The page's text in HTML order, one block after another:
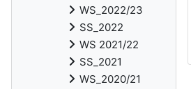
WS_2022/23
SS_2022
WS 2021/22
SS_2021
WS_2020/21